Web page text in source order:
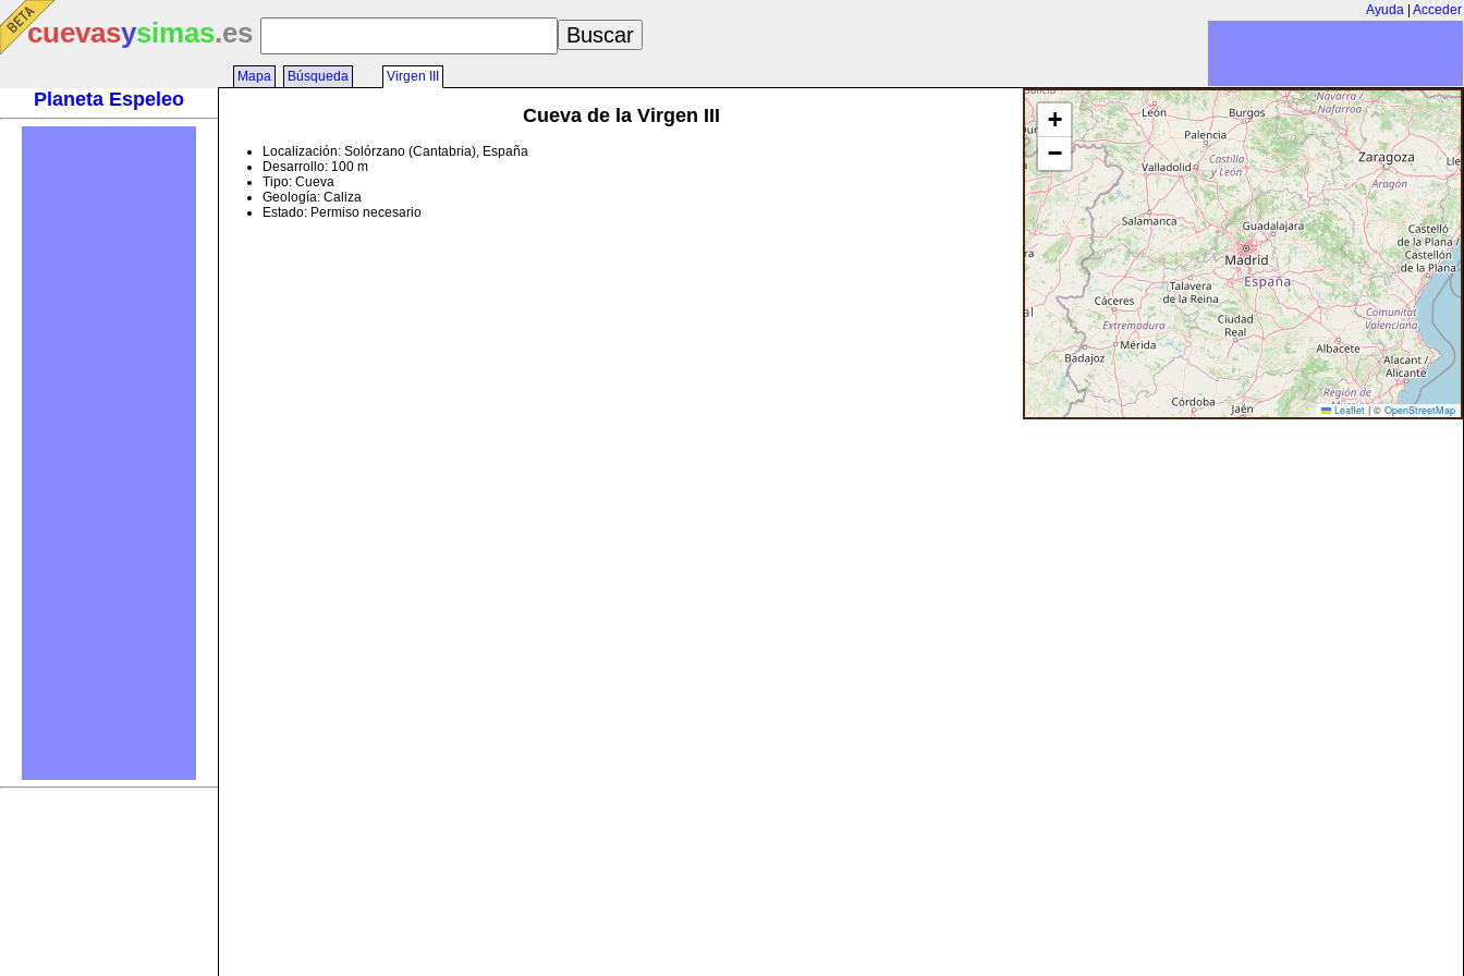
Ayuda Acceder
cuevasysimas.es
Planeta Espeleo
Mapa Búsqueda Virgen III
+
−
Leaflet | © OpenStreetMap
Cueva de la Virgen III
Localización: Solórzano (Cantabria), España
Desarrollo: 100 m
Tipo: Cueva
Geología: Caliza
Estado: Permiso necesario